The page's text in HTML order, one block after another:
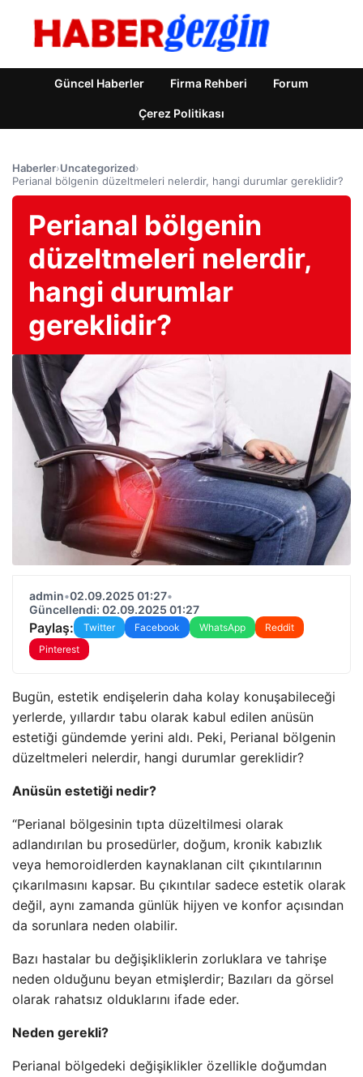
Güncel Haberler Firma Rehberi Forum
Çerez Politikası
Haberler›Uncategorized›
Perianal bölgenin düzeltmeleri nelerdir, hangi durumlar gereklidir?
Perianal bölgenin
düzeltmeleri nelerdir,
hangi durumlar
gereklidir?
admin•02.09.2025 01:27•
Güncellendi: 02.09.2025 01:27
Paylaş: Twitter Facebook WhatsApp
Reddit
Pinterest
Bugün, estetik endişelerin daha kolay konuşabileceği
yerlerde, yıllardır tabu olarak kabul edilen anüsün
estetiği gündemde yerini aldı. Peki, Perianal bölgenin
düzeltmeleri nelerdir, hangi durumlar gereklidir?
Anüsün estetiği nedir?
“Perianal bölgesinin tıpta düzeltilmesi olarak
adlandırılan bu prosedürler, doğum, kronik kabızlık
veya hemoroidlerden kaynaklanan cilt çıkıntılarının
çıkarılmasını kapsar. Bu çıkıntılar sadece estetik olarak
değil, aynı zamanda günlük hijyen ve konfor açısından
da sorunlara neden olabilir.
Bazı hastalar bu değişikliklerin zorluklara ve tahrişe
neden olduğunu beyan etmişlerdir; Bazıları da görsel
olarak rahatsız olduklarını ifade eder.
Neden gerekli?
Perianal bölgedeki değişiklikler özellikle doğumdan